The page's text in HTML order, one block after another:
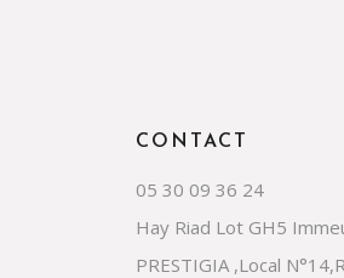
CONTACT
05 30 09 36 24
Hay Riad Lot GH5
PRESTIGIA ,Local